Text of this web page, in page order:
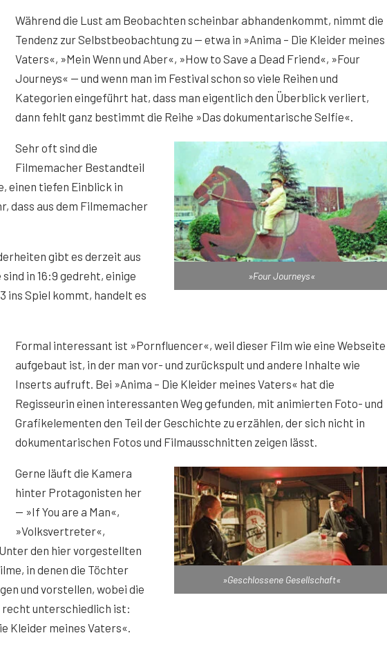
Während die Lust am Beobachten scheinbar abhandenkommt, nimmt die
Tendenz zur Selbstbeobachtung zu — etwa in »Anima – Die Kleider meines
Vaters«, »Mein Wenn und Aber«, »How to Save a Dead Friend«, »Four
Journeys« — und wenn man im Festival schon so viele Reihen und
Kategorien eingeführt hat, dass man eigentlich den Überblick verliert,
dann fehlt ganz bestimmt die Reihe »Das dokumentarische Selfie«.
»Four Journeys«
Sehr oft sind die
Filmemacher Bestandteil
einen tiefen Einblick in
dass aus dem Filmemacher
gibt es derzeit aus
in 16:9 gedreht, einige
ins Spiel kommt, handelt es
Formal interessant ist »Pornfluencer«, weil dieser Film wie eine Webseite
aufgebaut ist, in der man vor- und zurückspult und andere Inhalte wie
Inserts aufruft. Bei »Anima – Die Kleider meines Vaters« hat die
Regisseurin einen interessanten Weg gefunden, mit animierten Foto- und
Grafikelementen den Teil der Geschichte zu erzählen, der sich nicht in
dokumentarischen Fotos und Filmausschnitten zeigen lässt.
»Geschlossene Gesellschaft«
Gerne läuft die Kamera
hinter Protagonisten her
— »If You are a Man«,
»Volksvertreter«,
den hier vorgestellten
in denen die Töchter
und vorstellen, wobei die
recht unterschiedlich ist:
Kleider meines Vaters«.